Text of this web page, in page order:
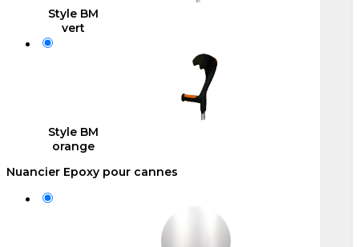
Style BM
vert
Style BM
orange
Nuancier Epoxy pour cannes